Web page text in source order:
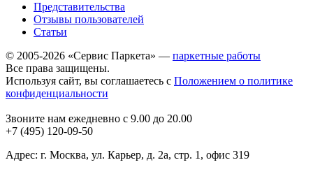
Представительства
Отзывы пользователей
Статьи
© 2005-2026 «Сервис Паркета» — паркетные работы
Все права защищены.
Используя сайт, вы соглашаетесь с Положением о политике
конфиденциальности
Звоните нам ежедневно с 9.00 до 20.00
+7 (495) 120-09-50
Адрес: г. Москва, ул. Карьер, д. 2а, стр. 1, офис 319